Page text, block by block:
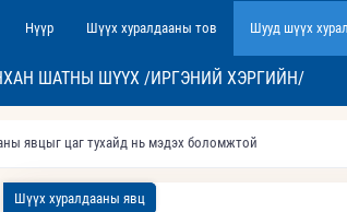
Нүүр Шүүх хуралдааны тов Шууд шүүх
ШАТНЫ ШҮҮХ /ИРГЭНИЙ ХЭРГИЙН/
явцыг цаг тухайд нь мэдэх боломжтой
Шүүх хуралдааны явц